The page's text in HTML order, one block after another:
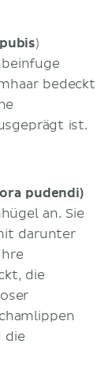
)
bedeckt
ist.
pudendi)
an. Sie
darunter
die
die